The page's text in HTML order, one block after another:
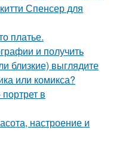
Спенсер для
платье.
и получить
близкие) выглядите
или комикса?
в
настроение и